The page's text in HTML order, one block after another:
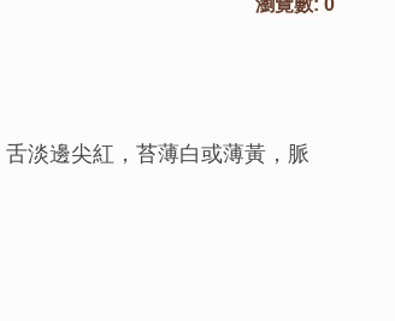
瀏覽數: 0
淡邊尖紅，苔薄白或薄黃，脈